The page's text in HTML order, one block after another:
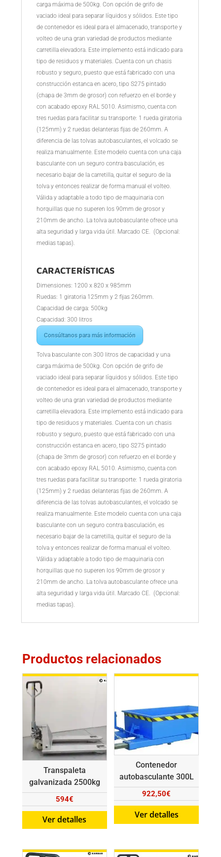
hasta
633€
carga máxima de 500kg. Con opción de grifo de
vaciado ideal para separar líquidos y sólidos. Este tipo
de contenedor es ideal para el almacenado, transporte y
volteo de una gran variedad de productos mediante
carretilla elevadora. Este implemento está indicado para
tipo de residuos y materiales. Cuenta con un chasis
robusto y seguro, puesto que está fabricado con una
construcción estanca en acero, tipo S275 pintado
(chapa de 3mm de grosor) con refuerzo en el borde y
con acabado epoxy RAL 5010. Asimismo, cuenta con
tres ruedas para facilitar su transporte: 1 rueda giratoria
(125mm) y 2 ruedas delanteras fijas de 260mm. A
diferencia de las tolvas autobasculantes, el volcado se
realiza manualmente. Este modelo cuenta con una caja
basculante con un seguro contra basculación, es
necesario bajar de la carretilla, quitar el seguro de la
tolva y entonces realizar de forma manual el volteo.
Válida y adaptable a todo tipo de maquinaria con
horquillas que no superen los 90mm de grosor y
210mm de ancho. La tolva autobasculante ofrece una
alta seguridad y larga vida útil. Marcado CE. (Opcional:
medias tapas).
CARACTERÍSTICAS
Dimensiones: 1200 x 820 x 985mm
Ruedas: 1 giratoria 125mm y 2 fijas 260mm.
Capacidad de carga: 500kg
Capacidad: 300 litros
Consúltanos para más información
Tolva basculante con 300 litros de capacidad y una
carga máxima de 500kg. Con opción de grifo de
vaciado ideal para separar líquidos y sólidos. Este tipo
de contenedor es ideal para el almacenado, transporte y
volteo de una gran variedad de productos mediante
carretilla elevadora. Este implemento está indicado para
tipo de residuos y materiales. Cuenta con un chasis
robusto y seguro, puesto que está fabricado con una
construcción estanca en acero, tipo S275 pintado
(chapa de 3mm de grosor) con refuerzo en el borde y
con acabado epoxy RAL 5010. Asimismo, cuenta con
tres ruedas para facilitar su transporte: 1 rueda giratoria
(125mm) y 2 ruedas delanteras fijas de 260mm. A
diferencia de las tolvas autobasculantes, el volcado se
realiza manualmente. Este modelo cuenta con una caja
basculante con un seguro contra basculación, es
necesario bajar de la carretilla, quitar el seguro de la
tolva y entonces realizar de forma manual el volteo.
Válida y adaptable a todo tipo de maquinaria con
horquillas que no superen los 90mm de grosor y
210mm de ancho. La tolva autobasculante ofrece una
alta seguridad y larga vida útil. Marcado CE. (Opcional:
medias tapas).
Productos relacionados
Transpaleta
galvanizada 2500kg
594€
Ver detalles
Contenedor
autobasculante 300L
922,50€
Ver detalles